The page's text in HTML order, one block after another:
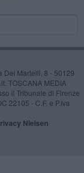
Dei Martelli, 8 - 50129
TOSCANA MEDIA
il Tribunale di Firenze
22105 - C.F. e P.Iva
Nielsen